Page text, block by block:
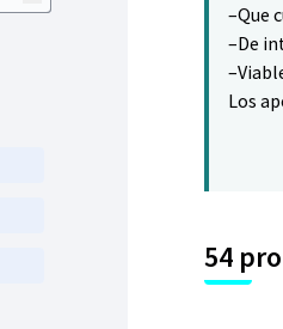
–Que
–De
Los
54